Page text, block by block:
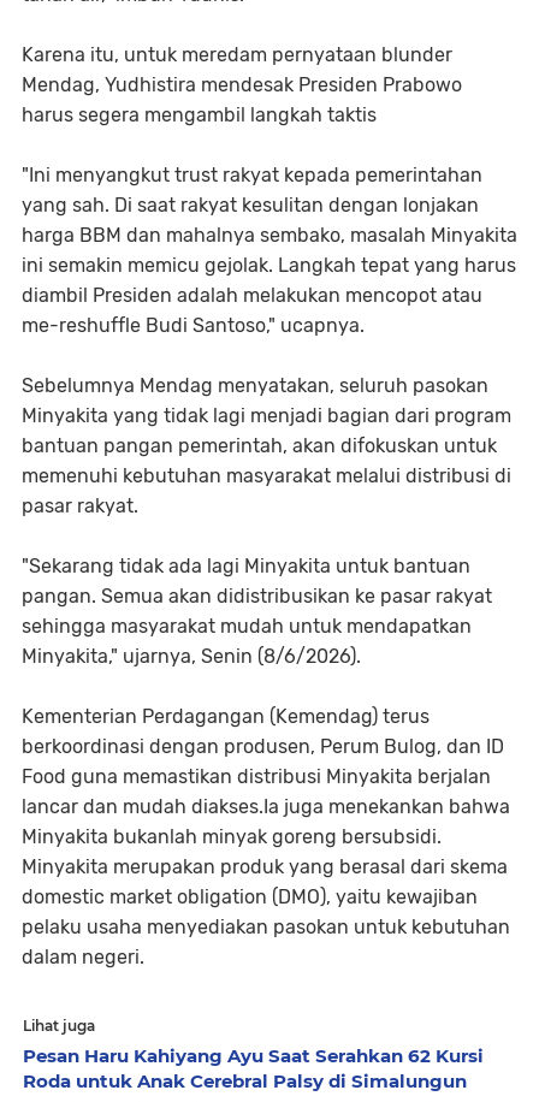
Karena itu, untuk meredam pernyataan blunder
Mendag, Yudhistira mendesak Presiden Prabowo
harus segera mengambil langkah taktis
"Ini menyangkut trust rakyat kepada pemerintahan
yang sah. Di saat rakyat kesulitan dengan lonjakan
harga BBM dan mahalnya sembako, masalah Minyakita
ini semakin memicu gejolak. Langkah tepat yang harus
diambil Presiden adalah melakukan mencopot atau
me-reshuffle Budi Santoso," ucapnya.
Sebelumnya Mendag menyatakan, seluruh pasokan
Minyakita yang tidak lagi menjadi bagian dari program
bantuan pangan pemerintah, akan difokuskan untuk
memenuhi kebutuhan masyarakat melalui distribusi di
pasar rakyat.
"Sekarang tidak ada lagi Minyakita untuk bantuan
pangan. Semua akan didistribusikan ke pasar rakyat
sehingga masyarakat mudah untuk mendapatkan
Minyakita," ujarnya, Senin (8/6/2026).
Kementerian Perdagangan (Kemendag) terus
berkoordinasi dengan produsen, Perum Bulog, dan ID
Food guna memastikan distribusi Minyakita berjalan
lancar dan mudah diakses.Ia juga menekankan bahwa
Minyakita bukanlah minyak goreng bersubsidi.
Minyakita merupakan produk yang berasal dari skema
domestic market obligation (DMO), yaitu kewajiban
pelaku usaha menyediakan pasokan untuk kebutuhan
dalam negeri.
Lihat juga
Pesan Haru Kahiyang Ayu Saat Serahkan 62 Kursi
Roda untuk Anak Cerebral Palsy di Simalungun